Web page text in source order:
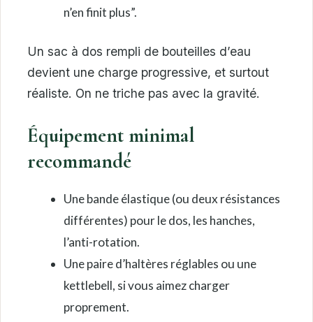
n’en finit plus”.
Un sac à dos rempli de bouteilles d’eau
devient une charge progressive, et surtout
réaliste. On ne triche pas avec la gravité.
Équipement minimal
recommandé
Une bande élastique (ou deux résistances
différentes) pour le dos, les hanches,
l’anti-rotation.
Une paire d’haltères réglables ou une
kettlebell, si vous aimez charger
proprement.